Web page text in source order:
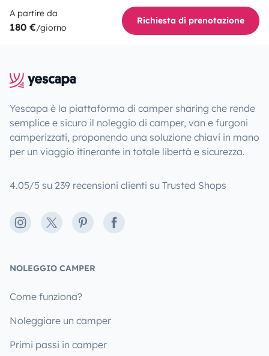
A partire da
180 €/giorno
Richiesta di prenotazione
Yescapa è la piattaforma di camper sharing che rende
semplice e sicuro il noleggio di camper, van e furgoni
camperizzati, proponendo una soluzione chiavi in mano
per un viaggio itinerante in totale libertà e sicurezza.
4.05/5 su 239 recensioni clienti su Trusted Shops
Instagram
X PinterestFacebook
NOLEGGIO CAMPER
Come funziona?
Noleggiare un camper
Primi passi in camper